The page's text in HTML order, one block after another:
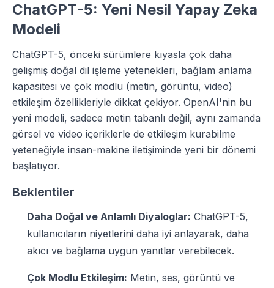
ChatGPT-5: Yeni Nesil Yapay Zeka
Modeli
ChatGPT-5, önceki sürümlere kıyasla çok daha
gelişmiş doğal dil işleme yetenekleri, bağlam anlama
kapasitesi ve çok modlu (metin, görüntü, video)
etkileşim özellikleriyle dikkat çekiyor. OpenAI'nin bu
yeni modeli, sadece metin tabanlı değil, aynı zamanda
görsel ve video içeriklerle de etkileşim kurabilme
yeteneğiyle insan-makine iletişiminde yeni bir dönemi
başlatıyor.
Beklentiler
Daha Doğal ve Anlamlı Diyaloglar: ChatGPT-5,
kullanıcıların niyetlerini daha iyi anlayarak, daha
akıcı ve bağlama uygun yanıtlar verebilecek.
Çok Modlu Etkileşim: Metin, ses, görüntü ve